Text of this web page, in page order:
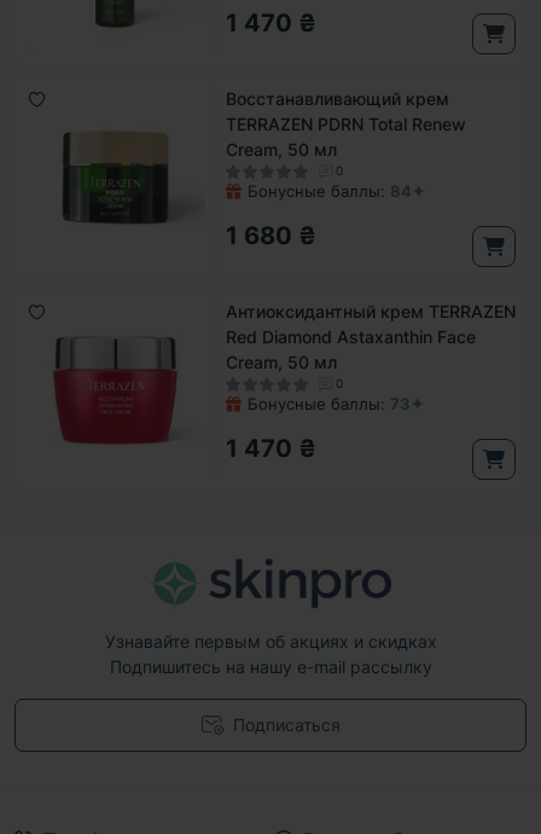
1 470 ₴
Восстанавливающий крем
TERRAZEN PDRN Total Renew
Cream, 50 мл
0
Бонусные баллы: 84✦
1 680 ₴
Антиоксидантный крем TERRAZEN
Red Diamond Astaxanthin Face
Cream, 50 мл
0
Бонусные баллы: 73✦
1 470 ₴
Узнавайте первым об акциях и скидках
Подпишитесь на нашу e-mail рассылку
Подписаться